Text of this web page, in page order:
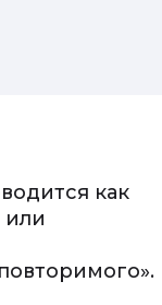
как
или